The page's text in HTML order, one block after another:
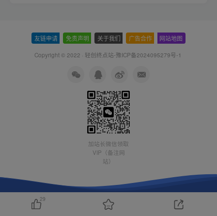
友链申请 免责声明 关于我们 广告合作 网站地图
Copyright © 2022 · 轻创终点站-豫ICP备2024095279号-1
加站长微信领取
VIP（备注网
站）
29